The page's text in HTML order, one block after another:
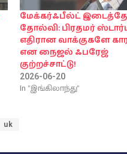
மேக்கர்ஃபீல்ட்
தோல்வி: பிரதமர்
எதிரான வாக்குகளே
என நைஜல் ஃபரேஜ்
குற்றச்சாட்டு!
2026-06-20
In "இங்கிலாந்து"
uk